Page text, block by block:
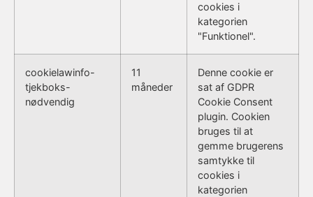
cookies i
kategorien
"Funktionel".
cookielawinfo-
tjekboks-
nødvendig
11
måneder
Denne cookie er
sat af GDPR
Cookie Consent
plugin. Cookien
bruges til at
gemme brugerens
samtykke til
cookies i
kategorien